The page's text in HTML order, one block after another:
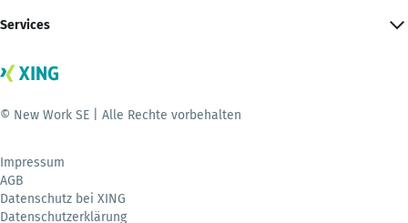
Services
© New Work SE | Alle Rechte vorbehalten
Impressum
AGB
Datenschutz bei XING
Datenschutzerklärung